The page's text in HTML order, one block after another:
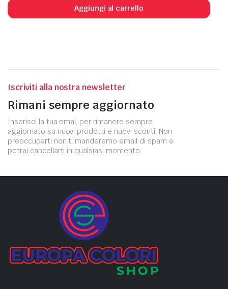
Aggiungi al carrello
Iscriviti alla nostra newsletter
Rimani sempre aggiornato
Inserisci la tua emai, per rimanere sempre
aggiornato su nuovi prodotti e nuovi sconti! Non
preoccuparti non ti manderemo email di spam e
potrai cancellarti in qualsiasi momento.